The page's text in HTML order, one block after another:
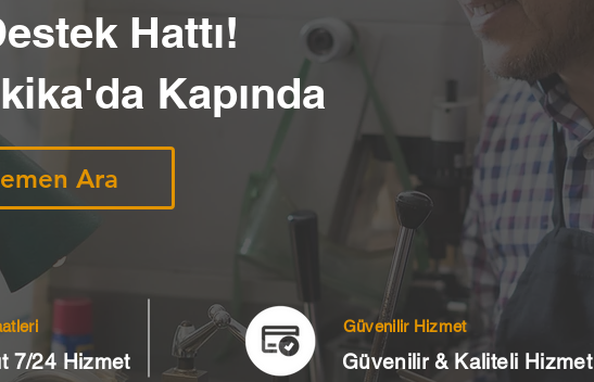
Hattı!
Kapında
Ara
7/24 Hizmet
Güvenilir Hizmet
Güvenilir & Kaliteli Hizmet